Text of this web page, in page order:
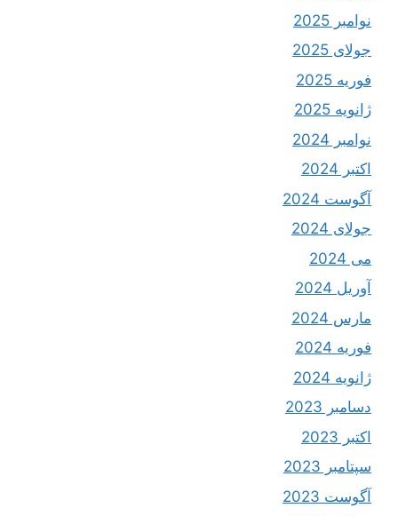
نوامبر 2025
جولای 2025
فوریه 2025
ژانویه 2025
نوامبر 2024
اکتبر 2024
آگوست 2024
جولای 2024
می 2024
آوریل 2024
مارس 2024
فوریه 2024
ژانویه 2024
دسامبر 2023
اکتبر 2023
سپتامبر 2023
آگوست 2023